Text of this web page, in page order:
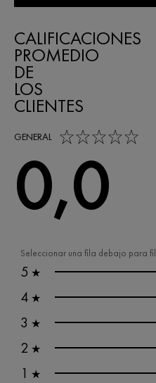
Seleccionar una fila debajo para
5 ★
4 ★
3 ★
2 ★
1 ★
CALIFICACIONES
PROMEDIO
DE
LOS
CLIENTES
GENERAL
0,0 out of 5 stars
0,0